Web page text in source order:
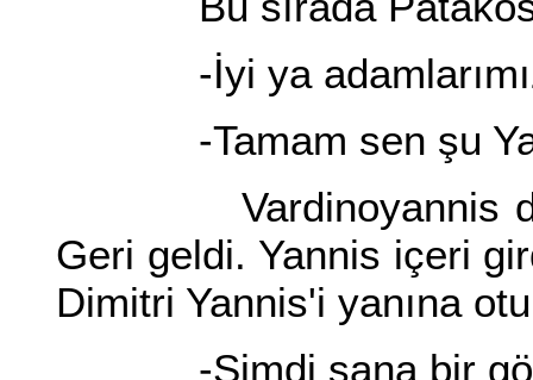
-İyi ya
-Tamam sen şu
Vardinoyannis
Geri geldi. Yannis içeri
Dimitri Yannis'i yanına
-Şimdi sana bir